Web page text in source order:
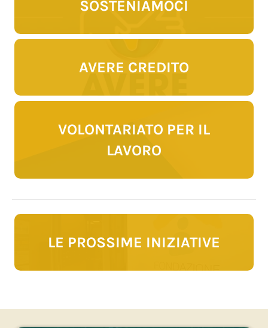
SOSTENIAMOCI
AVERE CREDITO
VOLONTARIATO PER IL
LAVORO
LE PROSSIME INIZIATIVE